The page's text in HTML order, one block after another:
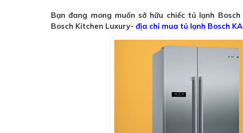
Bạn đang mong muốn sở hữu chiếc tủ lạnh
Bosch Kitchen Luxury- địa chỉ mua tủ lạnh Bosch